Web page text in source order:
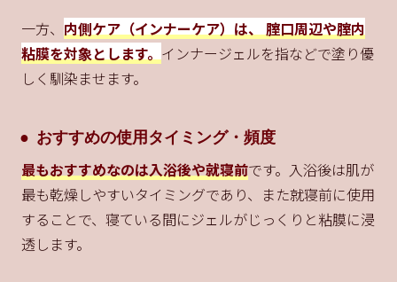
一方、 内側ケア（インナーケア）は、 腟口周辺や腟内
粘膜を対象とします。 インナージェルを指などで塗り優
しく馴染ませます。
おすすめの使用タイミング・頻度
最もおすすめなのは入浴後や就寝前です。入浴後は肌が
最も乾燥しやすいタイミングであり、また就寝前に使用
することで、寝ている間にジェルがじっくりと粘膜に浸
透します。